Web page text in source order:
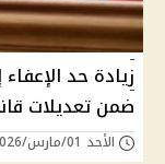
ضمن تعديلات
الأحد 01/مارس/2026 - 02:43 م